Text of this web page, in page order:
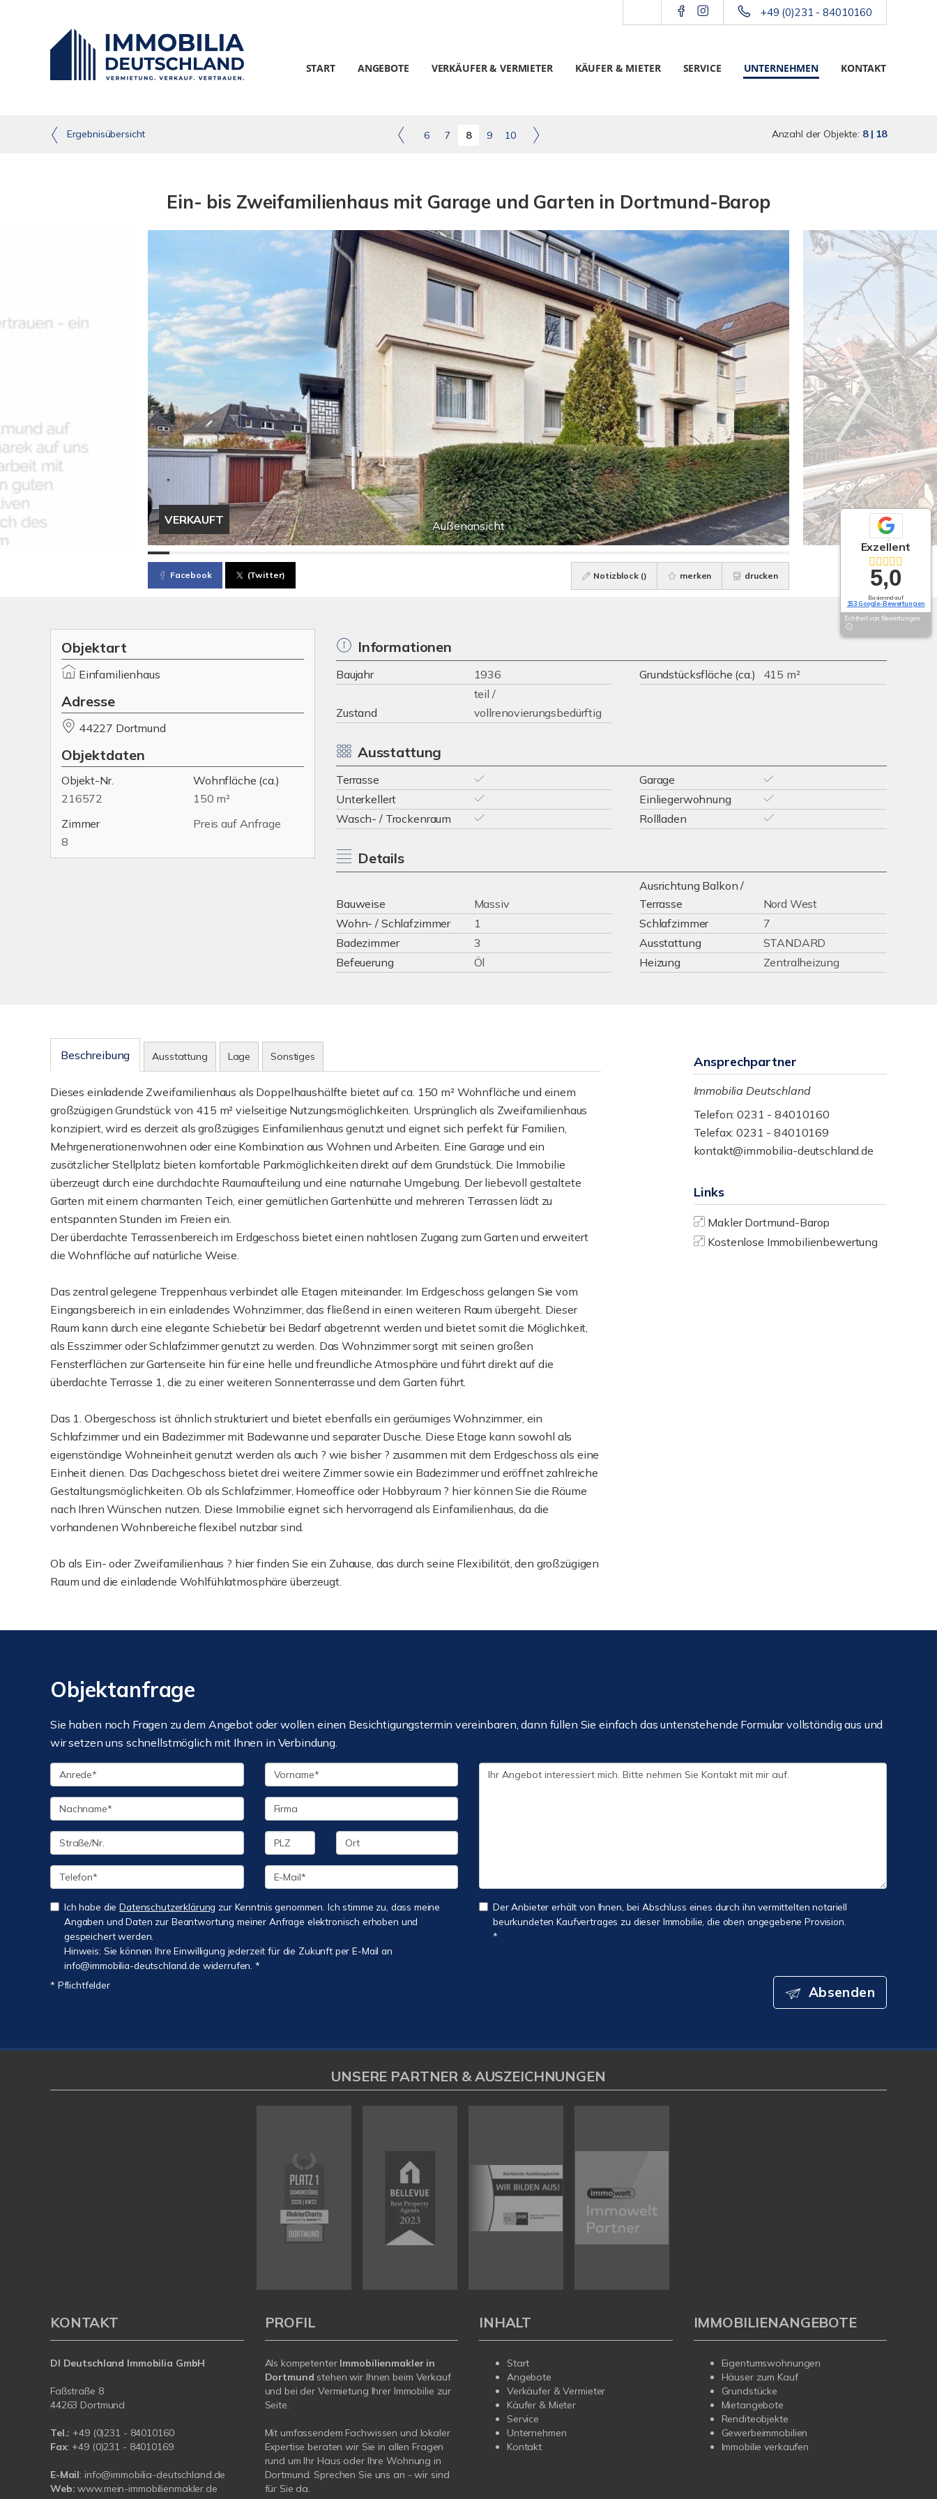
+49 (0)231 - 84010160
START ANGEBOTE VERKÄUFER & VERMIETER KÄUFER & MIETER SERVICE UNTERNEHMEN KONTAKT
Ergebnisübersicht 6 7 8 9 10 Anzahl der Objekte: 8 | 18
Ein- bis Zweifamilienhaus mit Garage und Garten in Dortmund-Barop
Außenansicht
VERKAUFT
Facebook (Twitter) Notizblock () merken drucken
Objektart
Einfamilienhaus
Adresse
44227 Dortmund
Objektdaten
Objekt-Nr.
216572
Wohnfläche (ca.)
150 m²
Zimmer
8
Preis auf Anfrage
Informationen
Baujahr 1936 Grundstücksfläche (ca.) 415 m²
Zustand
teil /
vollrenovierungsbedürftig
Ausstattung
Terrasse
Garage
Unterkellert
Einliegerwohnung
Wasch- / Trockenraum
Rollladen
Details
Bauweise Massiv
Ausrichtung Balkon /
Terrasse
Nord West
Wohn- / Schlafzimmer
1 Schlafzimmer
7
Badezimmer
3 Ausstattung
STANDARD
Befeuerung
Öl Heizung Zentralheizung
Beschreibung Ausstattung Lage Sonstiges
Dieses einladende Zweifamilienhaus als Doppelhaushälfte bietet auf ca. 150 m² Wohnfläche und einem
großzügigen Grundstück von 415 m² vielseitige Nutzungsmöglichkeiten. Ursprünglich als Zweifamilienhaus
konzipiert, wird es derzeit als großzügiges Einfamilienhaus genutzt und eignet sich perfekt für Familien,
Mehrgenerationenwohnen oder eine Kombination aus Wohnen und Arbeiten. Eine Garage und ein
zusätzlicher Stellplatz bieten komfortable Parkmöglichkeiten direkt auf dem Grundstück. Die Immobilie
überzeugt durch eine durchdachte Raumaufteilung und eine naturnahe Umgebung. Der liebevoll gestaltete
Garten mit einem charmanten Teich, einer gemütlichen Gartenhütte und mehreren Terrassen lädt zu
entspannten Stunden im Freien ein.
Der überdachte Terrassenbereich im Erdgeschoss bietet einen nahtlosen Zugang zum Garten und erweitert
die Wohnfläche auf natürliche Weise.
Das zentral gelegene Treppenhaus verbindet alle Etagen miteinander. Im Erdgeschoss gelangen Sie vom
Eingangsbereich in ein einladendes Wohnzimmer, das fließend in einen weiteren Raum übergeht. Dieser
Raum kann durch eine elegante Schiebetür bei Bedarf abgetrennt werden und bietet somit die Möglichkeit,
als Esszimmer oder Schlafzimmer genutzt zu werden. Das Wohnzimmer sorgt mit seinen großen
Fensterflächen zur Gartenseite hin für eine helle und freundliche Atmosphäre und führt direkt auf die
überdachte Terrasse 1, die zu einer weiteren Sonnenterrasse und dem Garten führt.
Das 1. Obergeschoss ist ähnlich strukturiert und bietet ebenfalls ein geräumiges Wohnzimmer, ein
Schlafzimmer und ein Badezimmer mit Badewanne und separater Dusche. Diese Etage kann sowohl als
eigenständige Wohneinheit genutzt werden als auch ? wie bisher ? zusammen mit dem Erdgeschoss als eine
Einheit dienen. Das Dachgeschoss bietet drei weitere Zimmer sowie ein Badezimmer und eröffnet zahlreiche
Gestaltungsmöglichkeiten. Ob als Schlafzimmer, Homeoffice oder Hobbyraum ? hier können Sie die Räume
nach Ihren Wünschen nutzen. Diese Immobilie eignet sich hervorragend als Einfamilienhaus, da die
vorhandenen Wohnbereiche flexibel nutzbar sind.
Ob als Ein- oder Zweifamilienhaus ? hier finden Sie ein Zuhause, das durch seine Flexibilität, den großzügigen
Raum und die einladende Wohlfühlatmosphäre überzeugt.
Ansprechpartner
Immobilia Deutschland
Telefon: 0231 - 84010160
Telefax: 0231 - 84010169
kontakt@immobilia-deutschland.de
Links
Makler Dortmund-Barop
Kostenlose Immobilienbewertung
Objektanfrage
Sie haben noch Fragen zu dem Angebot oder wollen einen Besichtigungstermin vereinbaren, dann füllen Sie einfach das untenstehende Formular vollständig aus und
wir setzen uns schnellstmöglich mit Ihnen in Verbindung.
Ich habe dieDatenschutzerklärung zur Kenntnis genommen. Ich stimme zu, dass meine
Angaben und Daten zur Beantwortung meiner Anfrage elektronisch erhoben und
gespeichert werden.
Hinweis: Sie können Ihre Einwilligung jederzeit für die Zukunft per E-Mail an
info@immobilia-deutschland.de widerrufen. *
Der Anbieter erhält von Ihnen, bei Abschluss eines durch ihn vermittelten notariell
beurkundeten Kaufvertrages zu dieser Immobilie, die oben angegebene Provision.
*
* Pflichtfelder Absenden
Exzellent
5,0
Basierend auf
153 Google-Bewertungen
Echtheit von Bewertungen
UNSERE PARTNER & AUSZEICHNUNGEN
KONTAKT
DI Deutschland Immobilia GmbH
Faßstraße 8
44263 Dortmund
Tel.: +49 (0)231 - 84010160
Fax: +49 (0)231 - 84010169
E-Mail: info@immobilia-deutschland.de
Web: www.mein-immobilienmakler.de
PROFIL
Als kompetenter Immobilienmakler in
Dortmund stehen wir Ihnen beim Verkauf
und bei der Vermietung Ihrer Immobilie zur
Seite.
Mit umfassendem Fachwissen und lokaler
Expertise beraten wir Sie in allen Fragen
rund um Ihr Haus oder Ihre Wohnung in
Dortmund. Sprechen Sie uns an - wir sind
für Sie da.
INHALT
Start
Angebote
Verkäufer & Vermieter
Käufer & Mieter
Service
Unternehmen
Kontakt
IMMOBILIENANGEBOTE
Eigentumswohnungen
Häuser zum Kauf
Grundstücke
Mietangebote
Renditeobjekte
Gewerbeimmobilien
Immobilie verkaufen